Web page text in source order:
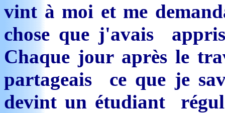
vint à moi et me
chose que j'avais
Chaque jour après le
partageais ce que je
devint un étudiant